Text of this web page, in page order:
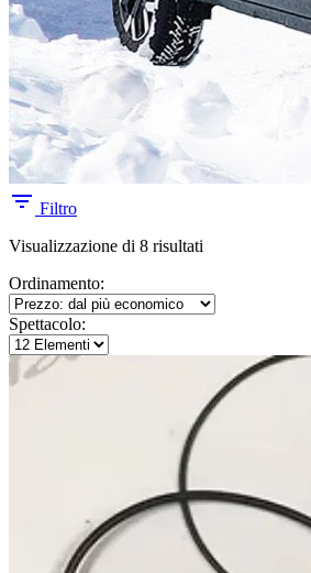
Filtro
Visualizzazione di 8 risultati
economico
Ordinamento:
Spettacolo: